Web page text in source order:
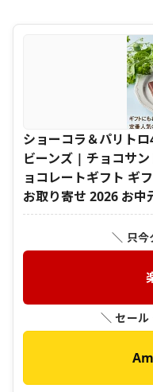
ショーコラ＆パリト
ビーンズ | チョコサ
ョコレートギフト ギ
お取り寄せ 2026 お中
＼ 只今
＼ セール